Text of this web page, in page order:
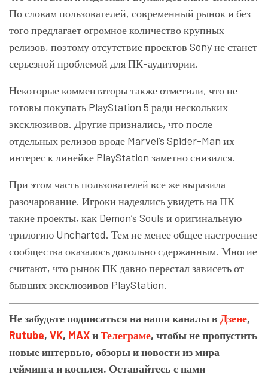
По словам пользователей, современный рынок и без
того предлагает огромное количество крупных
релизов, поэтому отсутствие проектов Sonyне станет
серьезной проблемой для ПК-аудитории.
Некоторые комментаторы также отметили, что не
готовы покупать PlayStation 5 ради нескольких
эксклюзивов. Другие признались, что после
отдельных релизов вроде Marvel’s Spider-Man их
интерес к линейке PlayStation заметно снизился.
При этом часть пользователей все же выразила
разочарование. Игроки надеялись увидеть на ПК
такие проекты, как Demon’s Souls и оригинальную
трилогию Uncharted. Тем не менее общее настроение
сообщества оказалось довольно сдержанным. Многие
считают, что рынок ПК давно перестал зависеть от
бывших эксклюзивов PlayStation.
Не забудьте подписаться на наши каналы в Дзене,
Rutube, VK, MAXиТелеграме, чтобы не пропустить
новые интервью, обзоры и новости из мира
гейминга и косплея. Оставайтесь с нами